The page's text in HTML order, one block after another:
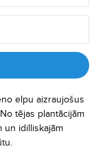
elpu aizraujošus
tējas plantācijām
un idilliskajām